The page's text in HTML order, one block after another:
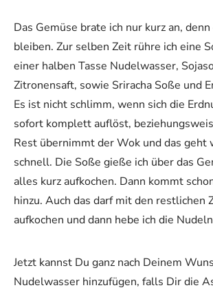
Das Gemüse brate ich nur kurz an,
bleiben. Zur selben Zeit rühre ich eine
einer halben Tasse Nudelwasser,
Zitronensaft, sowie Sriracha Soße und
Es ist nicht schlimm, wenn sich die
sofort komplett auflöst,
Rest übernimmt der Wok und das geht
schnell. Die Soße gieße ich über das
alles kurz aufkochen. Dann kommt
hinzu. Auch das darf mit den restlichen
aufkochen und dann hebe ich die
Jetzt kannst Du ganz nach Deinem
Nudelwasser hinzufügen, falls Dir die